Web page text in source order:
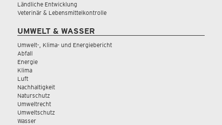
Ländliche Entwicklung
Veterinär & Lebensmittelkontrolle
UMWELT & WASSER
Umwelt-, Klima- und Energiebericht
Abfall
Energie
Klima
Luft
Nachhaltigkeit
Naturschutz
Umweltrecht
Umweltschutz
Wasser